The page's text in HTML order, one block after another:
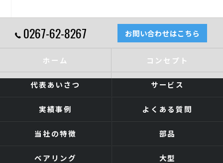
0267-62-8267 お問い合わせはこちら
ホーム コンセプト
代表あいさつ サービス
実績事例 よくある質問
当社の特徴 部品
ベアリング 大型